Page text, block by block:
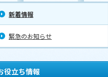
新着情報
緊急のお知らせ
役立ち情報